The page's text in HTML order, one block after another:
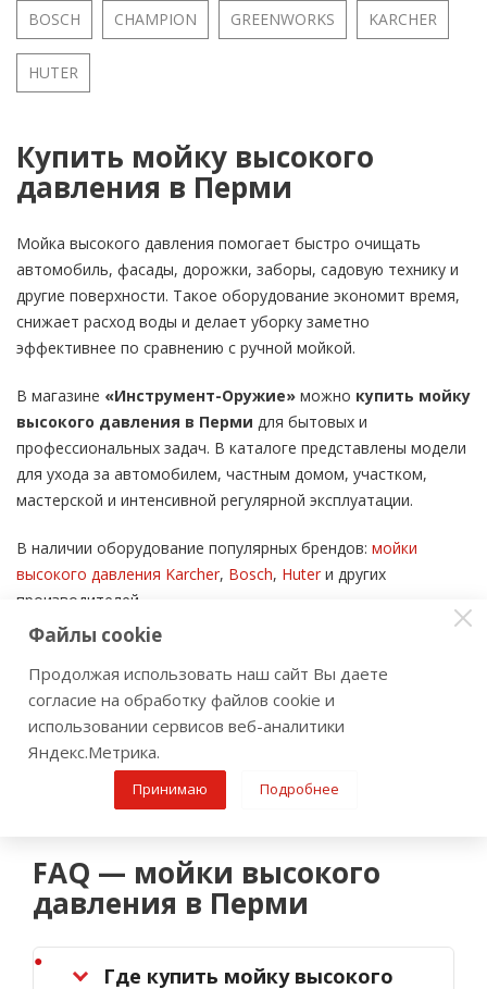
BOSCH CHAMPION GREENWORKS KARCHER
HUTER
Купить мойку высокого
давления в Перми
Мойка высокого давления помогает быстро очищать
автомобиль, фасады, дорожки, заборы, садовую технику и
другие поверхности. Такое оборудование экономит время,
снижает расход воды и делает уборку заметно
эффективнее по сравнению с ручной мойкой.
В магазине «Инструмент-Оружие» можно купить мойку
высокого давления в Перми для бытовых и
профессиональных задач. В каталоге представлены модели
для ухода за автомобилем, частным домом, участком,
мастерской и интенсивной регулярной эксплуатации.
В наличии оборудование популярных брендов: мойки
высокого давления Karcher, Bosch, Huter и других
производителей.
Если вы хотитезаказать мойку высокого давления в
Перми, специалисты «Инструмент-Оружие» помогут
подобрать подходящую модель по задачам, бюджету и
режиму использования. В наличии оригинальное
оборудование, официальная гарантия и доставка по Перми
и Пермскому краю.
FAQ — мойки высокого
давления в Перми
Где купить мойку высокого
Файлы cookie
Продолжая использовать наш сайт Вы даете
согласие на обработку файлов cookie и
использовании сервисов веб-аналитики
Яндекс.Метрика.
Принимаю Подробнее